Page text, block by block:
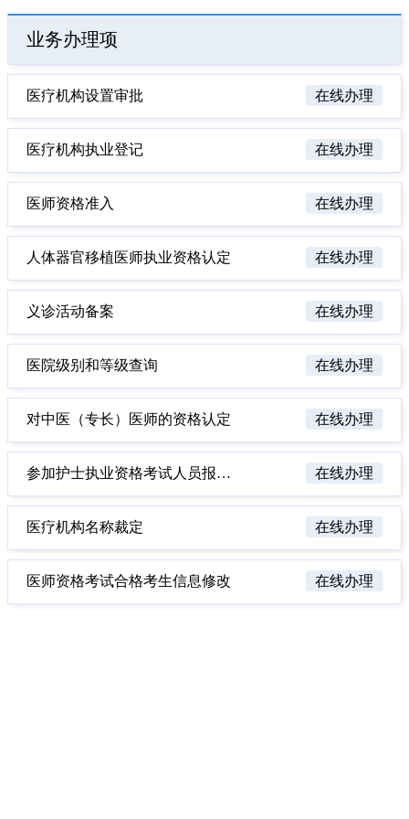
业务办理项
医疗机构设置审批 在线办理
医疗机构执业登记 在线办理
医师资格准入 在线办理
人体器官移植医师执业资格认定 在线办理
义诊活动备案 在线办理
医院级别和等级查询 在线办理
对中医（专长）医师的资格认定 在线办理
参加护士执业资格考试人员报名资格审定 在线办理
医疗机构名称裁定 在线办理
医师资格考试合格考生信息修改 在线办理